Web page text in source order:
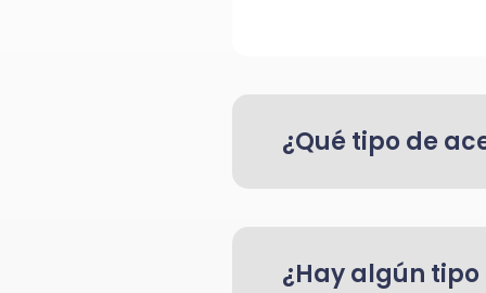
¿Qué tipo de
¿Hay algún